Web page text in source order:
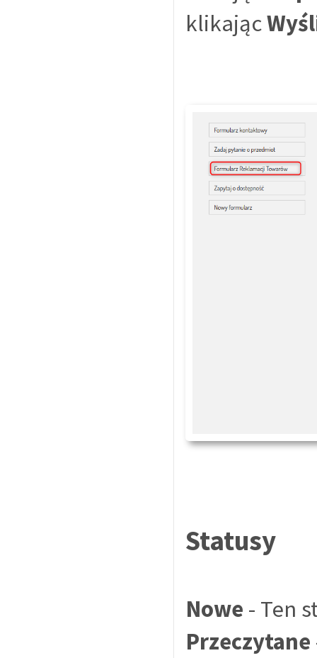
klikając
Statusy
Nowe - Ten
Przeczytane